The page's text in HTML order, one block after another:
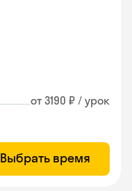
от 3190 ₽ / урок
Выбрать время